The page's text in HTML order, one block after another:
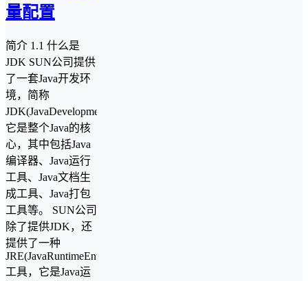
量配置
简介 1.1 什么是
JDK SUN公司提供
了一套Java开发环
境，简称
JDK(JavaDevelopmentKit)，
它是整个Java的核
心，其中包括Java
编译器、Java运行
工具、Java文档生
成工具、Java打包
工具等。 SUN公司
除了提供JDK，还
提供了一种
JRE(JavaRuntimeEnvironment)
工具，它是Java运